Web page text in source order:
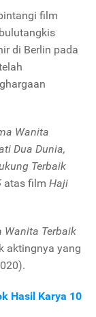
film
di Berlin pada
Wanita
Dua Dunia,
Terbaik
atas film Haji
Wanita Terbaik
aktingnya yang
Hasil Karya 10